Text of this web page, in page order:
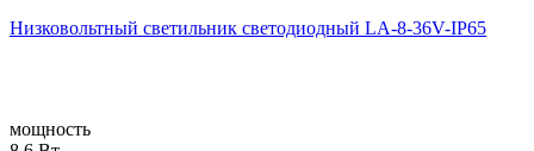
Низковольтный светильник светодиодный LA-8-36V-IP65
мощность